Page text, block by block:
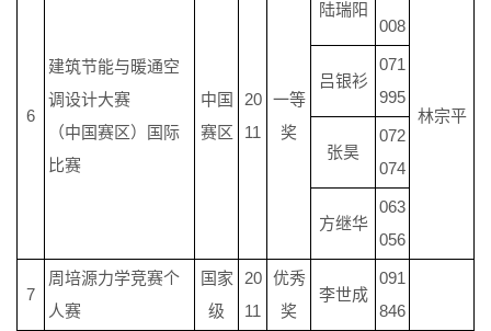
6
建筑节能与暖通空
调设计大赛
（中国赛区）国际
比赛
中国
赛区
20
11
一等
奖
陆瑞阳
008
林宗平
吕银衫
071
995
张昊
072
074
方继华
063
056
7
周培源力学竞赛个
人赛
国家
级
20
11
优秀
奖
李世成
091
846